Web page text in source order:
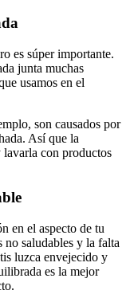
es súper importante.
junta muchas
usamos en el
son causados por
Así que la
lavarla con productos
en el aspecto de tu
no saludables y la falta
luzca envejecido y
es la mejor